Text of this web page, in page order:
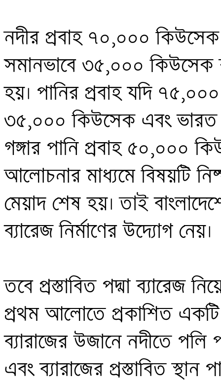
নদীর প্রবাহ ৭০,০০০
সমানভাবে ৩৫,০০০ কিউসেক
হয়। পানির প্রবাহ যদি
৩৫,০০০ কিউসেক এবং ভারত
গঙ্গার পানি প্রবাহ ৫০,০০০
আলোচনার মাধ্যমে বিষয়টি
মেয়াদ শেষ হয়। তাই
ব্যারেজ নির্মাণের উদ্যোগ নেয়।
তবে প্রস্তাবিত পদ্মা ব্যারেজ
প্রথম আলোতে প্রকাশিত একটি
ব্যারাজের উজানে নদীতে
এবং ব্যারাজের প্রস্তাবিত স্থান